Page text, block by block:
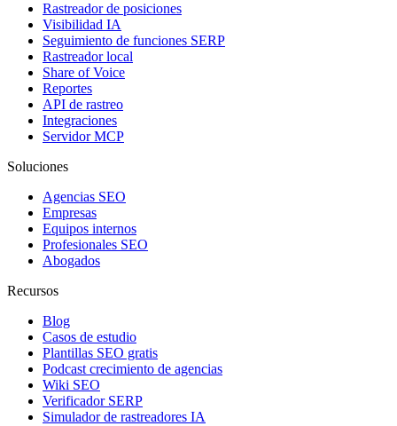
Rastreador de posiciones
Visibilidad IA
Seguimiento de funciones SERP
Rastreador local
Share of Voice
Reportes
API de rastreo
Integraciones
Servidor MCP
Soluciones
Agencias SEO
Empresas
Equipos internos
Profesionales SEO
Abogados
Recursos
Blog
Casos de estudio
Plantillas SEO gratis
Podcast crecimiento de agencias
Wiki SEO
Verificador SERP
Simulador de rastreadores IA